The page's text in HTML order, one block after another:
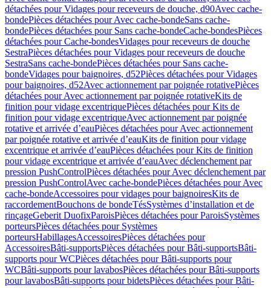
détachées pour Vidages pour receveurs de douche, d90Avec cache-
bondePièces détachées pour Avec cache-bondeSans cache-
bondePièces détachées pour Sans cache-bondeCache-bondesPièces
détachées pour Cache-bondesVidages pour receveurs de douche
SestraPièces détachées pour Vidages pour receveurs de douche
SestraSans cache-bondePièces détachées pour Sans cache-
bondeVidages pour baignoires, d52Pièces détachées pour Vidages
pour baignoires, d52Avec actionnement par poignée rotativePièces
détachées pour Avec actionnement par poignée rotativeKits de
finition pour vidage excentriquePièces détachées pour Kits de
finition pour vidage excentriqueAvec actionnement par poignée
rotative et arrivée d’eauPièces détachées pour Avec actionnement
par poignée rotative et arrivée d’eauKits de finition pour vidage
excentrique et arrivée d’eauPièces détachées pour Kits de finition
pour vidage excentrique et arrivée d’eauAvec déclenchement par
pression PushControlPièces détachées pour Avec déclenchement par
pression PushControlAvec cache-bondePièces détachées pour Avec
cache-bondeAccessoires pour vidages pour baignoiresKits de
raccordementBouchons de bondeTésSystèmes d’installation et de
rinçageGeberit DuofixParoisPièces détachées pour ParoisSystèmes
porteursPièces détachées pour Systèmes
porteursHabillagesAccessoiresPièces détachées pour
AccessoiresBâti-supportsPièces détachées pour Bâti-supportsBâti-
supports pour WCPièces détachées pour Bâti-supports pour
WCBâti-supports pour lavabosPièces détachées pour Bâti-supports
pour lavabosBâti-supports pour bidetsPièces détachées pour Bâti-